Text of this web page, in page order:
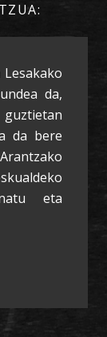
da,
da bere
eta